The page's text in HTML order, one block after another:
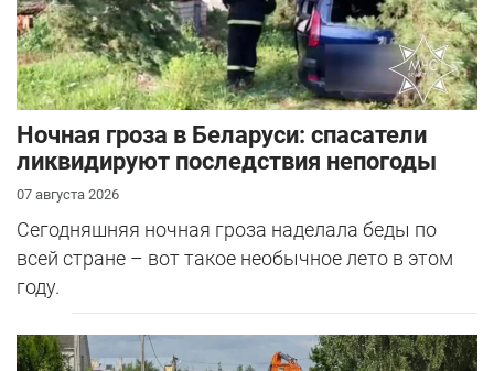
Ночная гроза в Беларуси: спасатели
ликвидируют последствия непогоды
07 августа 2026
Сегодняшняя ночная гроза наделала беды по
всей стране – вот такое необычное лето в этом
году.